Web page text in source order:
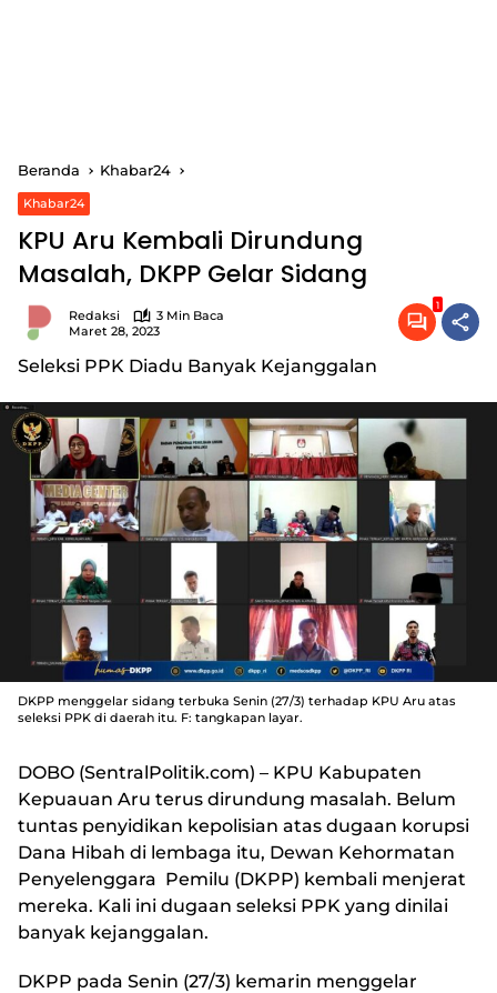
Beranda Khabar24
Khabar24
KPU Aru Kembali Dirundung
Masalah, DKPP Gelar Sidang
Redaksi
3 Min Baca
Maret 28, 2023
1
Seleksi PPK Diadu Banyak Kejanggalan
DKPP menggelar sidang terbuka Senin (27/3) terhadap KPU Aru atas
seleksi PPK di daerah itu. F: tangkapan layar.
DOBO (SentralPolitik.com) – KPU Kabupaten
Kepuauan Aru terus dirundung masalah. Belum
tuntas penyidikan kepolisian atas dugaan korupsi
Dana Hibah di lembaga itu, Dewan Kehormatan
Penyelenggara Pemilu (DKPP) kembali menjerat
mereka. Kali ini dugaan seleksi PPK yang dinilai
banyak kejanggalan.
DKPP pada Senin (27/3) kemarin menggelar